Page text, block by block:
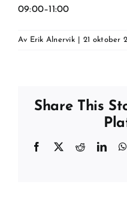
09:00–11:00
Av Erik Alnervik 21 oktober
Share This
Facebook
X Reddit